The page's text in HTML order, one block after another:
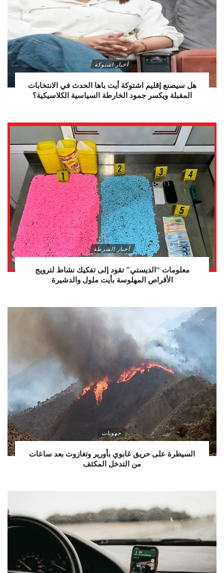
أخبار اشتوكة
هل سيصنع إقليم اشتوكة أيت باها الحدث في الانتخابات
المقبلة ويكسر جمود الخارطة السياسية الكلاسيكية؟
أخبار الشرطة
معلومات “الديستي” تقود إلى تفكيك نشاط لترويج
الأقراص المهلوسة بأيت ملول والدشيرة
جهويات
السيطرة على حريق غابوي بأورير وتغازوت بعد ساعات
من التدخل المكثف